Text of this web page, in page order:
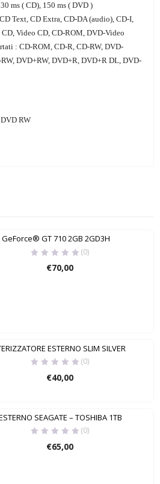
ms ( CD), 150 ms ( DVD )
Text, CD Extra, CD-DA (audio), CD-I,
Video CD, CD-ROM, DVD-Video
: CD-ROM, CD-R, CD-RW, DVD-
DVD+RW, DVD+R, DVD+R DL, DVD-
RW
GeForce® GT 710 2GB 2GD3H
(0)
€70,00
ESTERNO SLIM SILVER
(0)
€40,00
SEAGATE – TOSHIBA 1TB
(0)
€65,00